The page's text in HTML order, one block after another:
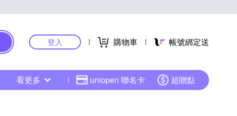
登入 購物車 帳號綁定送
看更多 uniopen 聯名卡 超贈點